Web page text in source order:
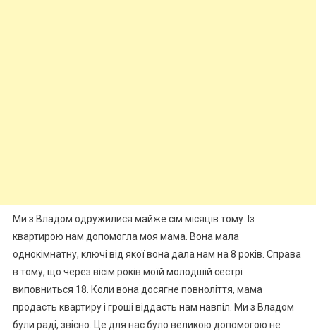
Ми з Владом одружилися майже сім місяців тому. Із
квартирою нам допомогла моя мама. Вона мала
однокімнатну, ключі від якої вона дала нам на 8 років. Справа
в тому, що через вісім років моїй молодшій сестрі
виповниться 18. Коли вона досягне повноліття, мама
продасть квартиру і гроші віддасть нам навпіл. Ми з Владом
були раді, звісно. Це для нас було великою допомогою не